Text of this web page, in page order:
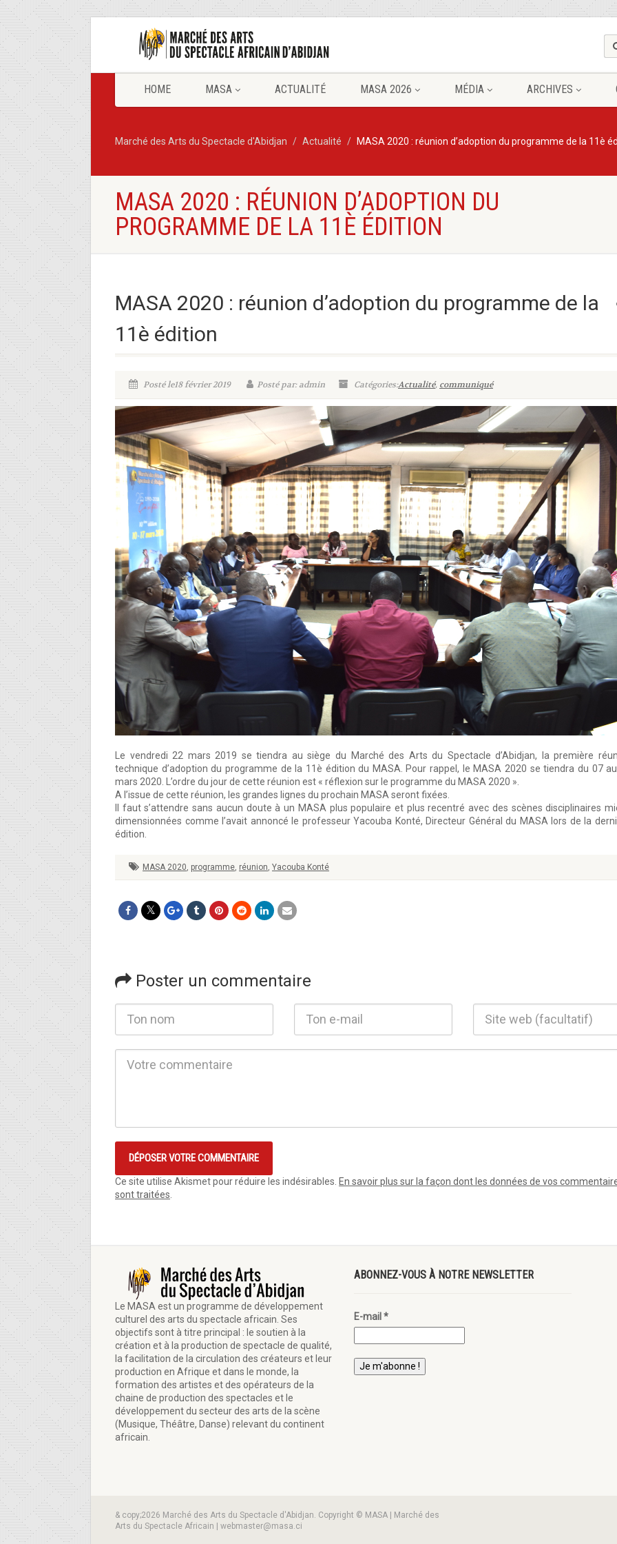
HOME MASA ACTUALITÉ MASA 2026 MÉDIA ARCHIVES
Marché des Arts du Spectacle d'Abidjan Actualité MASA 2020 : réunion d’adoption du programme de la 11è
MASA 2020 : RÉUNION D’ADOPTION DU
PROGRAMME DE LA 11È ÉDITION
MASA 2020 : réunion d’adoption du programme de la
11è édition
Posté le18 février 2019 Posté par: admin Catégories:Actualité, communiqué
Le vendredi 22 mars 2019 se tiendra au siège du Marché des Arts du Spectacle d’Abidjan, la première
technique d’adoption du programme de la 11è édition du MASA. Pour rappel, le MASA 2020 se tiendra du 07
mars 2020. L’ordre du jour de cette réunion est « réflexion sur le programme du MASA 2020 ».
A l’issue de cette réunion, les grandes lignes du prochain MASA seront fixées.
Il faut s’attendre sans aucun doute à un MASA plus populaire et plus recentré avec des scènes disciplinaires
dimensionnées comme l’avait annoncé le professeur Yacouba Konté, Directeur Général du MASA lors de la
édition.
MASA 2020, programme, réunion, Yacouba Konté
Poster un commentaire
Ce site utilise Akismet pour réduire les indésirables. En savoir plus sur la façon dont les données de vos
sont traitées
Le MASA est un programme de développement
culturel des arts du spectacle africain. Ses
objectifs sont à titre principal : le soutien à la
création et à la production de spectacle de qualité,
la facilitation de la circulation des créateurs et leur
production en Afrique et dans le monde, la
formation des artistes et des opérateurs de la
chaine de production des spectacles et le
développement du secteur des arts de la scène
(Musique, Théâtre, Danse) relevant du continent
africain.
ABONNEZ-VOUS À NOTRE NEWSLETTER
E-mail *
& copy;2026 Marché des Arts du Spectacle d'Abidjan. Copyright © MASA | Marché des
Arts du Spectacle Africain | webmaster@masa.ci